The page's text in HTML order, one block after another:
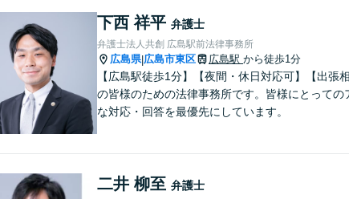
下西 祥平 弁護士
弁護士法人共創 広島駅前法律事務所
広島県|広島市東区 広島駅 から徒歩1分
【広島駅徒歩1分】【夜間・休日対応可】【出
の皆様のための法律事務所です。皆様にとって
な対応・回答を最優先にしています。
二井 柳至 弁護士